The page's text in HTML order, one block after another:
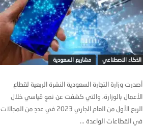
الذكاء الاصطناعي مشاريع السعودية
أصدرت وزارة التجارة السعودية النشرة الربعية لقطاع
الأعمال بالوزارة، والتي كشفت عن نموٍ قياسي خلال
الربع الأول من العام الجاري 2023 في عددٍ من المجالات
في القطاعات الواعدة ...